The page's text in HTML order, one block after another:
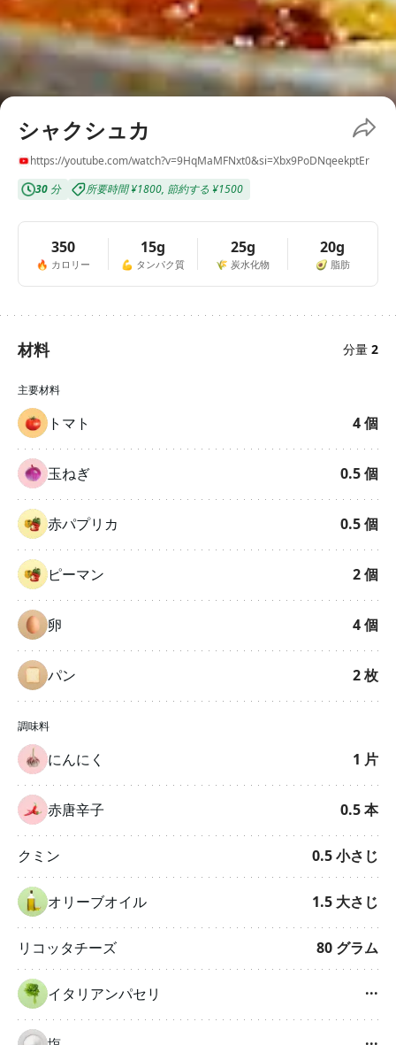
シャクシュカ
https://youtube.com/watch?v=9HqMaMFNxt0&si=Xbx9PoDNqeekptEr
30 分 所要時間¥1800, 節約する ¥1500
350
🔥 カロリー
15g
💪 タンパク質
25g
🌾 炭水化物
20g
🥑 脂肪
材料 分量 2
主要材料
トマト 4個
玉ねぎ 0.5個
赤パプリカ 0.5個
ピーマン 2個
卵 4個
パン 2枚
調味料
にんにく 1 片
赤唐辛子 0.5本
クミン 0.5小さじ
オリーブオイル 1.5 大さじ
リコッタチーズ 80 グラム
イタリアンパセリ ···